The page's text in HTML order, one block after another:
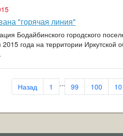
"горячая линия"
Бодайбинского городского
года на территории Иркутской
Назад 1 ... 99 100